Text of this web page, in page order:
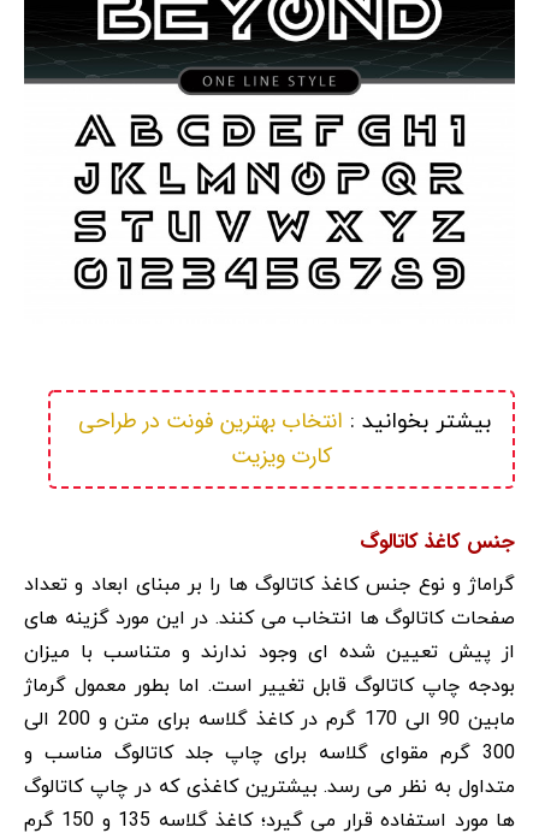
بیشتر بخوانید :
کارت ویزیت
جنس کاغذ کاتالوگ
گراماژ و نوع جنس کاغذ کاتالوگ ها را بر مبنای ابعاد و تعداد
صفحات کاتالوگ ها انتخاب می کنند. در این مورد گزینه های
از پیش تعیین شده ای وجود ندارند و متناسب با میزان
بودجه چاپ کاتالوگ قابل تغییر است. اما بطور معمول گرماژ
مابین 90 الی 170 گرم در کاغذ گلاسه برای متن و 200 الی
300 گرم مقوای گلاسه برای چاپ جلد کاتالوگ مناسب و
متداول به نظر می رسد. بیشترین کاغذی که در چاپ کاتالوگ
ها مورد استفاده قرار می گیرد؛ کاغذ گلاسه 135 و 150 گرم